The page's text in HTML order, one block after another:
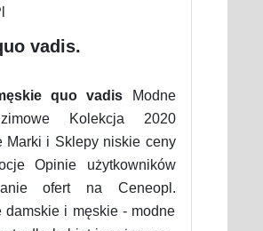
vadis.
quo vadis Modne
Kolekcja 2020
Marki i Sklepy niskie ceny
Opinie użytkowników
ofert na Ceneopl.
damskie i męskie - modne